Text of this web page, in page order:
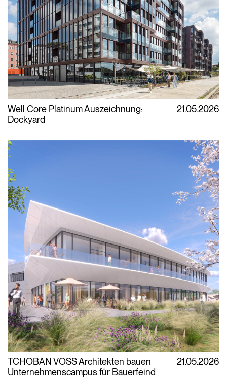
Well Core Platinum Auszeichnung:
Dockyard
21.05.2026
TCHOBAN VOSS Architekten bauen
Unternehmenscampus für Bauerfeind
21.05.2026